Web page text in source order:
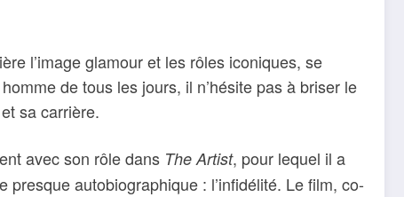
l’image glamour et les rôles iconiques, se
de tous les jours, il n’hésite pas à briser le
sa carrière.
avec son rôle dans The Artist, pour lequel il a
autobiographique : l’infidélité. Le film, co-